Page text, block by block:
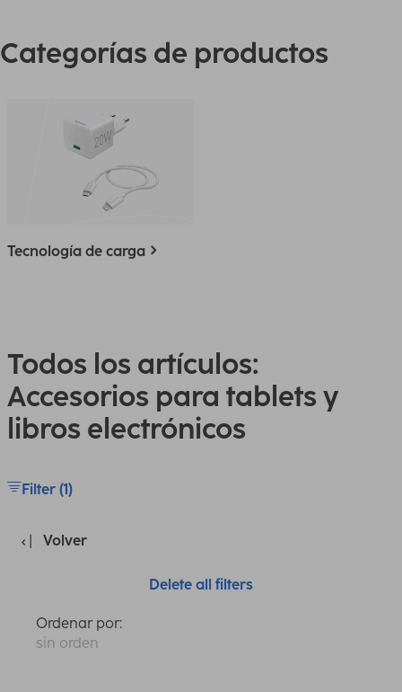
Categorías de productos
Tecnología de carga
Todos los artículos:
Accesorios para tablets y
libros electrónicos
Filter (1)
Volver
Delete all filters
Ordenar por:
sin orden